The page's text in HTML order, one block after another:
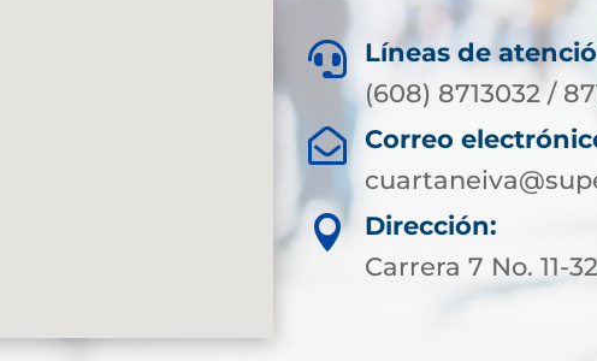

Líneas de
(608) 8713032 /

Correo

Dirección:
Carrera 7 No. 11-32